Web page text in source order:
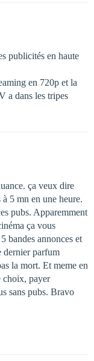
publicités en haute
en 720p et la
a dans les tripes
ça veux dire
5 mn en une heure.
pubs. Apparemment
ça vous
bandes annonces et
dernier parfum
la mort. Et meme en
choix, payer
sans pubs. Bravo